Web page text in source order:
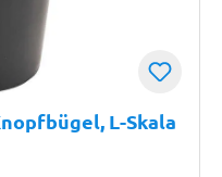
L-Skala